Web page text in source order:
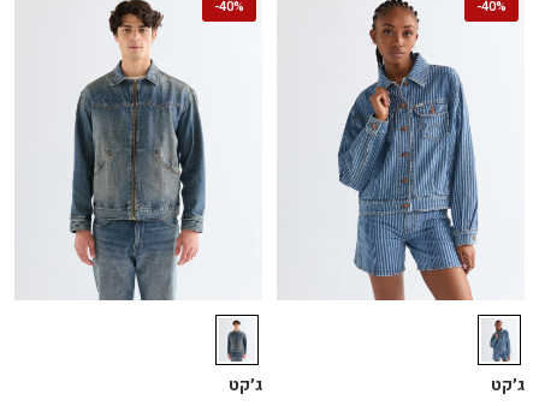
40%
-
ג׳קט
40%
-
ג׳קט